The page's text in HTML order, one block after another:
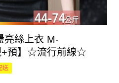
亮絲上衣 M-
+預】☆流行前線☆
送